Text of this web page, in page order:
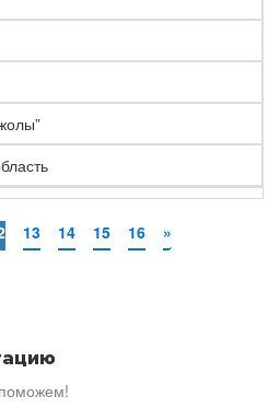
13 14 15 16 »